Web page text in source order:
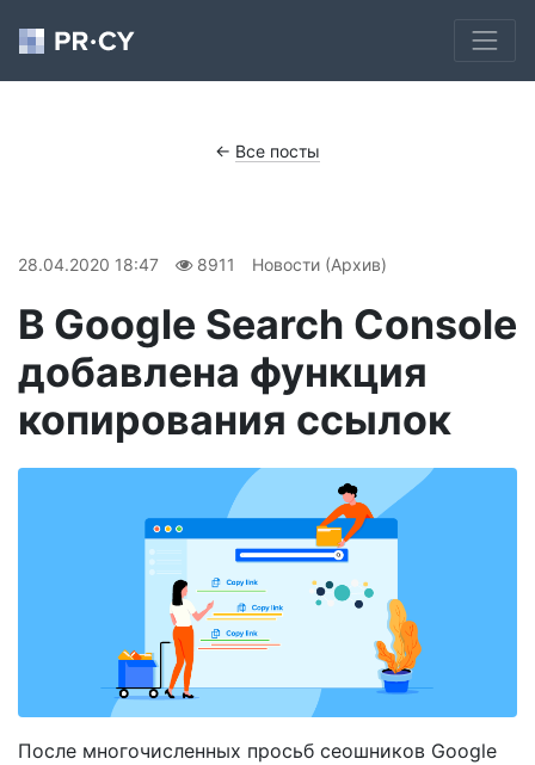
← Все посты
28.04.2020 18:47 8911 Новости (Архив)
В Google Search Console
добавлена функция
копирования ссылок
После многочисленных просьб сеошников Google